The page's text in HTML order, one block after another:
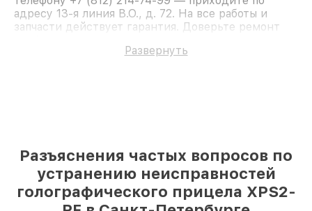
адресу 13-я линия В.О., д. 72. На все работы и
запчасти действует гарантия. Доверьте ремонт
Развернуть
Разъяснения частых вопросов по
устранению неисправностей
голографического прицела XPS2-